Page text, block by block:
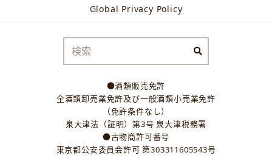
Global Privacy Policy
●酒類販売免許
全酒類卸売業免許及び一般酒類小売業免許
（免許条件なし）
泉大津法（証明）第3号 泉大津税務署
●古物商許可番号
東京都公安委員会許可 第303311605543号